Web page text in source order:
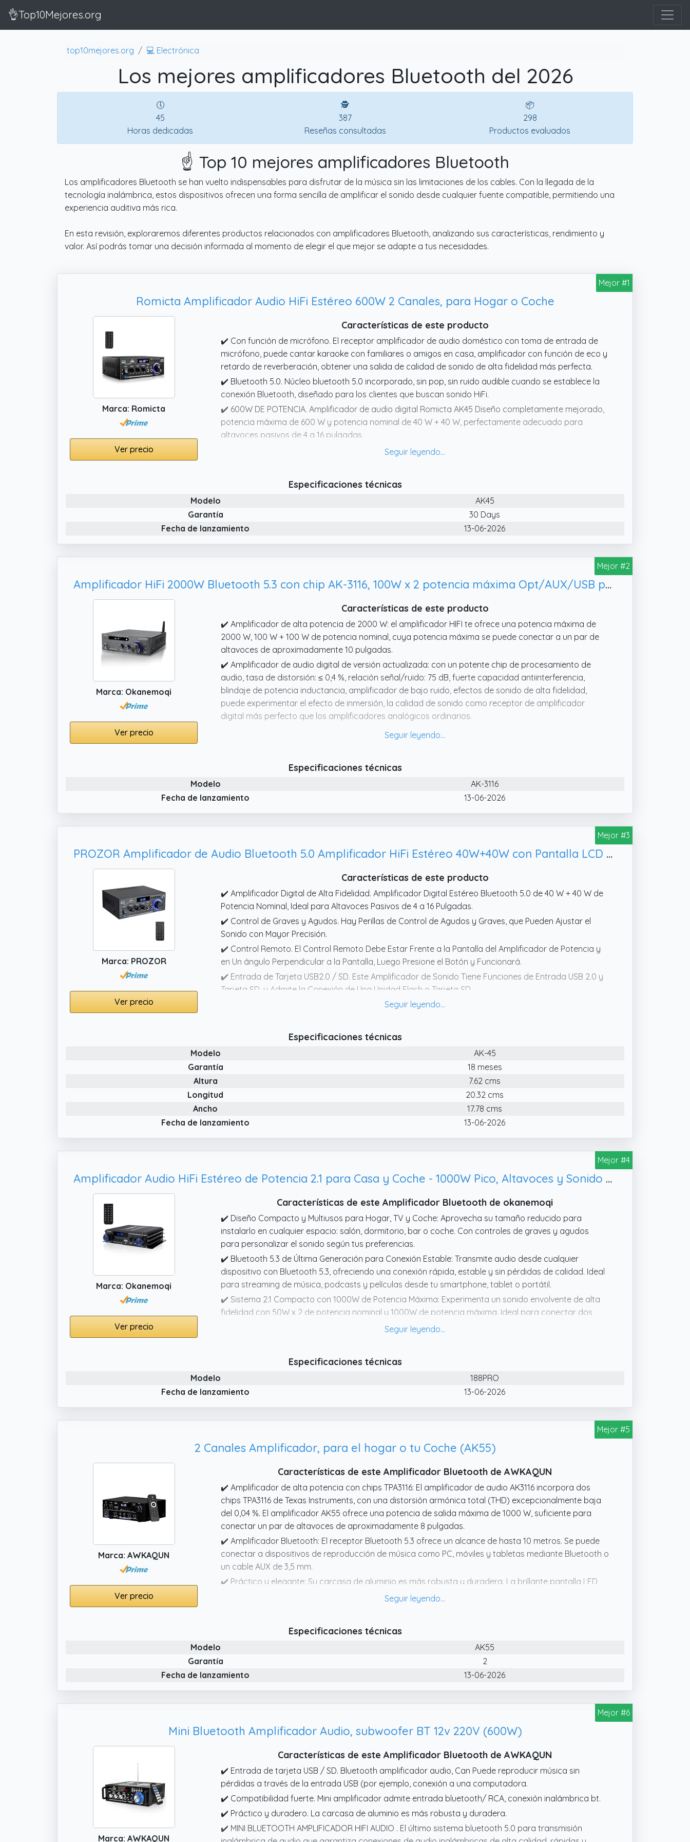
👌Top10Mejores.org
top10mejores.org 💻 Electrónica
Los mejores amplificadores Bluetooth del 2026
🕔
45
Horas dedicadas
🕵
387
Reseñas consultadas
📦
298
Productos evaluados
☝️ Top 10 mejores amplificadores Bluetooth
Los amplificadores Bluetooth se han vuelto indispensables para disfrutar de la música sin las limitaciones de los cables. Con la llegada de la
tecnología inalámbrica, estos dispositivos ofrecen una forma sencilla de amplificar el sonido desde cualquier fuente compatible, permitiendo una
experiencia auditiva más rica.
En esta revisión, exploraremos diferentes productos relacionados con amplificadores Bluetooth, analizando sus características, rendimiento y
valor. Así podrás tomar una decisión informada al momento de elegir el que mejor se adapte a tus necesidades.
Mejor #1
Romicta Amplificador Audio HiFi Estéreo 600W 2 Canales, para Hogar o Coche
Marca: Romicta
Ver precio
Características de este producto
✔️ Con función de micrófono. El receptor amplificador de audio doméstico con toma de entrada de
micrófono, puede cantar karaoke con familiares o amigos en casa, amplificador con función de eco y
retardo de reverberación, obtener una salida de calidad de sonido de alta fidelidad más perfecta.
✔️ Bluetooth 5.0. Núcleo bluetooth 5.0 incorporado, sin pop, sin ruido audible cuando se establece la
conexión Bluetooth, diseñado para los clientes que buscan sonido HiFi.
✔️ 600W DE POTENCIA. Amplificador de audio digital Romicta AK45 Diseño completamente mejorado,
potencia máxima de 600 W y potencia nominal de 40 W + 40 W, perfectamente adecuado para
altavoces pasivos de 4 a 16 pulgadas.
✔️ Control de graves y agudos. Diseñado con perillas de control de volumen, agudos y graves para un
televisores y proyectores con audio AV, etc.
✔️ Entrada de tarjeta SD/USB 2.0. El dispositivo mezclador amplificador de sonido cuenta con una
entrada de tarjeta SD/USB para admitir unidades flash o tarjetas SD.
Especificaciones técnicas
Modelo
AK45
Garantía
30 Days
Fecha de lanzamiento
13-06-2026
Mejor #2
Amplificador HiFi 2000W Bluetooth 5.3 con chip AK-3116, 100W x 2 potencia máxima Opt/AUX/USB para Cine en casa Coche
Marca: Okanemoqi
Ver precio
Características de este producto
✔️ Amplificador de alta potencia de 2000 W: el amplificador HIFI te ofrece una potencia máxima de
2000 W, 100 W + 100 W de potencia nominal, cuya potencia máxima se puede conectar a un par de
altavoces de aproximadamente 10 pulgadas.
✔️ Amplificador de audio digital de versión actualizada: con un potente chip de procesamiento de
audio, tasa de distorsión: ≤ 0,4 %, relación señal/ruido: 75 dB, fuerte capacidad antiinterferencia,
blindaje de potencia inductancia, amplificador de bajo ruido, efectos de sonido de alta fidelidad,
puede experimentar el efecto de inmersión, la calidad de sonido como receptor de amplificador
digital más perfecto que los amplificadores analógicos ordinarios.
✔️ Gran compatibilidad: este amplificador de audio para el hogar cuenta con entradas Bluetooth,
agregada, más adecuada para tu televisor.
✔️ Esto es práctico y fácil de usar: la carcasa de aluminio es más resistente y duradera. Una pantalla
LED brillante muestra el estado del amplificador en tiempo real y muestra si Bluetooth está
Bluetooth puede penetrar en la pared, perfectamente adecuado para tu patio y tus estantes
Especificaciones técnicas
Modelo
AK-3116
Fecha de lanzamiento
13-06-2026
Mejor #3
PROZOR Amplificador de Audio Bluetooth 5.0 Amplificador HiFi Estéreo 40W+40W con Pantalla LCD Amplificador Sonido Digital Función Radio FM Tarjeta TF SD Dos Microfonos para Cine en Casa, Coche
Marca: PROZOR
Ver precio
Características de este producto
✔️ Amplificador Digital de Alta Fidelidad. Amplificador Digital Estéreo Bluetooth 5.0 de 40 W + 40 W de
Potencia Nominal, Ideal para Altavoces Pasivos de 4 a 16 Pulgadas.
✔️ Control de Graves y Agudos. Hay Perillas de Control de Agudos y Graves, que Pueden Ajustar el
Sonido con Mayor Precisión.
✔️ Control Remoto. El Control Remoto Debe Estar Frente a la Pantalla del Amplificador de Potencia y
en Un ángulo Perpendicular a la Pantalla, Luego Presione el Botón y Funcionará.
✔️ Entrada de Tarjeta USB2.0 / SD. Este Amplificador de Sonido Tiene Funciones de Entrada USB 2.0 y
Tarjeta SD, y Admite la Conexión de Una Unidad Flash o Tarjeta SD.
✔️ Bluetooth 5.0 y Pantalla LCD. El Producto Está Equipado con Transmisión de Música Bluetooth,
Producto Tiene Pantalla LCD, Diseño de Retroiluminación, que es Más Fácil de Operar
Especificaciones técnicas
Modelo
AK-45
Garantía
18 meses
Altura
7.62 cms
Longitud
20.32 cms
Ancho
17.78 cms
Fecha de lanzamiento
13-06-2026
Mejor #4
Amplificador Audio HiFi Estéreo de Potencia 2.1 para Casa y Coche - 1000W Pico, Altavoces y Sonido de Alta Potencia
Marca: Okanemoqi
Ver precio
Características de este Amplificador Bluetooth de okanemoqi
✔️ Diseño Compacto y Multiusos para Hogar, TV y Coche: Aprovecha su tamaño reducido para
instalarlo en cualquier espacio: salón, dormitorio, bar o coche. Con controles de graves y agudos
para personalizar el sonido según tus preferencias.
✔️ Bluetooth 5.3 de Última Generación para Conexión Estable: Transmite audio desde cualquier
dispositivo con Bluetooth 5.3, ofreciendo una conexión rápida, estable y sin pérdidas de calidad. Ideal
para streaming de música, podcasts y películas desde tu smartphone, tablet o portátil.
✔️ Sistema 2.1 Compacto con 1000W de Potencia Máxima: Experimenta un sonido envolvente de alta
fidelidad con 50W x 2 de potencia nominal y 1000W de potencia máxima. Ideal para conectar dos
altavoces y un subwoofer externo de hasta 60W (compatible con modelos de 10 pulgadas),perfecto
graves y agudos para adaptar el sonido a cada situación: realza los bajos para música electrónica,
equilibra los medios para películas o suaviza los agudos para audiciones prolongadas. Cada giro del
mando transforma tu experiencia auditiva.
✔️ Conexión Versátil: 2 Entradas AUX + USB + MP3: Conecta múltiples dispositivos simultáneamente,
Especificaciones técnicas
Modelo
188PRO
Fecha de lanzamiento
13-06-2026
Mejor #5
2 Canales Amplificador, para el hogar o tu Coche (AK55)
Marca: AWKAQUN
Ver precio
Características de este Amplificador Bluetooth de AWKAQUN
✔️ Amplificador de alta potencia con chips TPA3116: El amplificador de audio AK3116 incorpora dos
chips TPA3116 de Texas Instruments, con una distorsión armónica total (THD) excepcionalmente baja
del 0,04 %. El amplificador AK55 ofrece una potencia de salida máxima de 1000 W, suficiente para
conectar un par de altavoces de aproximadamente 8 pulgadas.
✔️ Amplificador Bluetooth: El receptor Bluetooth 5.3 ofrece un alcance de hasta 10 metros. Se puede
conectar a dispositivos de reproducción de música como PC, móviles y tabletas mediante Bluetooth o
un cable AUX de 3,5 mm.
✔️ Práctico y elegante: Su carcasa de aluminio es más robusta y duradera. La brillante pantalla LED
muestra el estado del amplificador en tiempo real e indica si la conexión Bluetooth está activa.
✔️ Gran compatibilidad: Este equipo de música doméstico admite reproducción de MP3, USB, AUX y
entrada de micrófono. Una brillante pantalla LED digital permite visualizar rápidamente los ajustes
modificados.
Especificaciones técnicas
Modelo
AK55
Garantía
2
Fecha de lanzamiento
13-06-2026
Mejor #6
Mini Bluetooth Amplificador Audio, subwoofer BT 12v 220V (600W)
Marca: AWKAQUN
Características de este Amplificador Bluetooth de AWKAQUN
✔️ Entrada de tarjeta USB / SD. Bluetooth amplificador audio, Can Puede reproducir música sin
pérdidas a través de la entrada USB (por ejemplo, conexión a una computadora.
✔️ Compatibilidad fuerte. Mini amplificador admite entrada bluetooth/ RCA, conexión inalámbrica bt.
✔️ Práctico y duradero. La carcasa de aluminio es más robusta y duradera.
✔️ MINI BLUETOOTH AMPLIFICADOR HIFI AUDIO . El último sistema bluetooth 5.0 para transmisión